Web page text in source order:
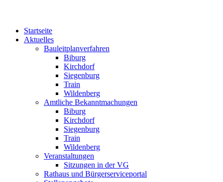
Startseite
Aktuelles
Bauleitplanverfahren
Biburg
Kirchdorf
Siegenburg
Train
Wildenberg
Amtliche Bekanntmachungen
Biburg
Kirchdorf
Siegenburg
Train
Wildenberg
Veranstaltungen
Sitzungen in der VG
Rathaus und Bürgerserviceportal